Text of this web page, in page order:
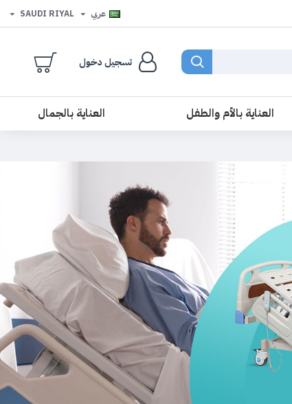
عربي SAUDI RIYAL
تسجيل دخول
العناية بالأم والطفل
العناية بالجمال